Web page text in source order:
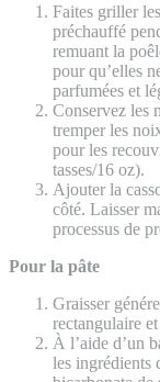
Faites griller
préchauffé
remuant la
pour qu’elles
parfumées et
Conservez les
tremper les
pour les
tasses/16 oz).
Ajouter la
côté. Laisser
processus de
Pour la pâte
Graisser
rectangulaire
À l’aide d’un
les ingrédients